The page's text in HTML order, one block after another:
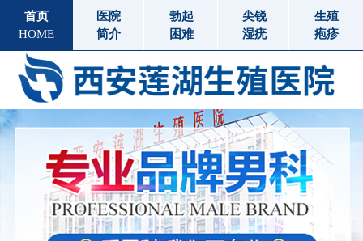
首页
HOME
医院
简介
勃起
困难
尖锐
湿疣
生殖
疱疹